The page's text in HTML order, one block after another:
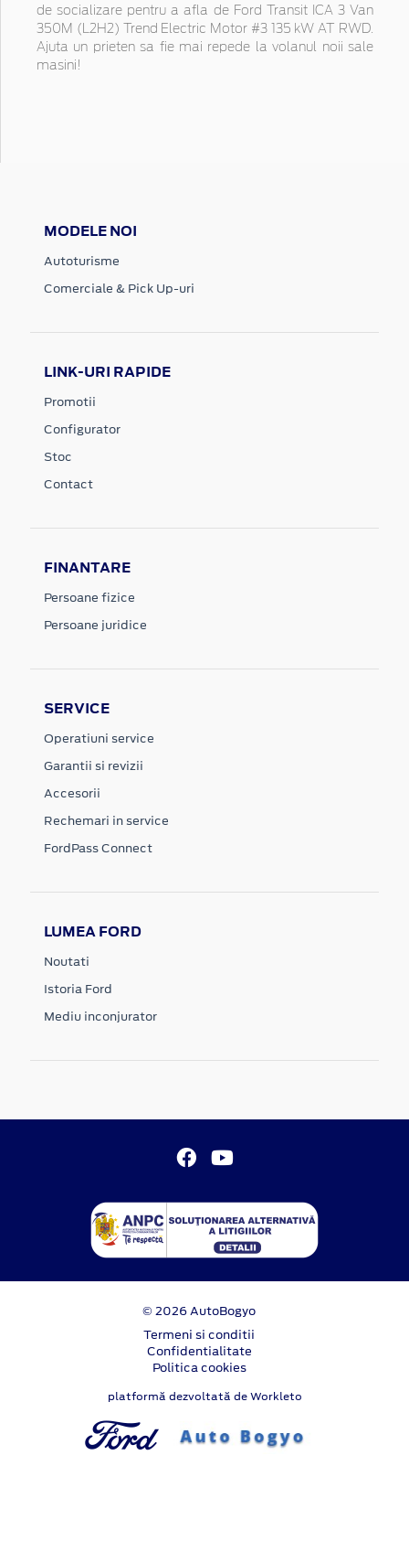
de socializare pentru a afla de Ford Transit ICA 3 Van
350M (L2H2) Trend Electric Motor #3 135 kW AT RWD.
Ajuta un prieten sa fie mai repede la volanul noii sale
masini!
MODELE NOI
Autoturisme
Comerciale & Pick Up-uri
LINK-URI RAPIDE
Promotii
Configurator
Stoc
Contact
FINANTARE
Persoane fizice
Persoane juridice
SERVICE
Operatiuni service
Garantii si revizii
Accesorii
Rechemari in service
FordPass Connect
LUMEA FORD
Noutati
Istoria Ford
Mediu inconjurator
© 2026 AutoBogyo
Termeni si conditii
Confidentialitate
Politica cookies
platformă dezvoltată de Workleto